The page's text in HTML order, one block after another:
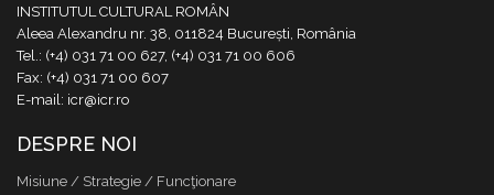
INSTITUTUL CULTURAL ROMÂN
Aleea Alexandru nr. 38, 011824 București, România
Tel.: (+4) 031 71 00 627, (+4) 031 71 00 606
Fax: (+4) 031 71 00 607
E-mail: icr@icr.ro
DESPRE NOI
Misiune / Strategie / Funcţionare